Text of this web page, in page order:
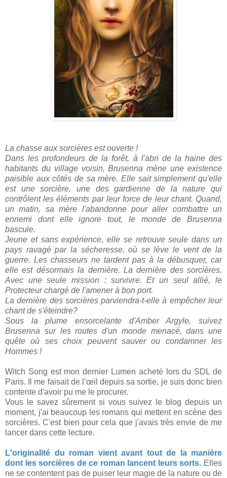
La chasse aux sorcières est ouverte !
Dans les profondeurs de la forêt, à l'abri de la haine des
habitants du village voisin, Brusenna mène une existence
paisible aux côtés de sa mère. Elle sait simplement qu'elle
est une sorcière, une des gardienne de la nature qui
contrôlent les éléments par leur force de leur chant. Quand,
un matin, sa mère l'abandonne pour aller combattre un
ennemi dont elle ignore tout, le monde de Brusenna
bascule.
Jeune et sans expérience, elle se retrouve seule dans un
pays ravagé par la sécheresse, où se lève le vent de la
guerre. Les chasseurs ne tardent pas à la débusquer, car
elle est désormais la dernière. La dernière des sorcières.
Avec une seule mission : survivre. Et un seul allié, le
Protecteur chargé de l'amener à bon port.
La dernière des sorcières parviendra-t-elle à empêcher leur
chant de s'éteindre?
Sous la plume ensorcelante d'Amber Argyle, suivez
Brusenna sur les routes d'un monde menacé, dans une
quête où ses choix peuvent sauver ou condamner les
Hommes !
Witch Song est mon dernier Lumen acheté lors du SDL de
Paris. Il me faisait de l’œil depuis sa sortie, je suis donc bien
contente d'avoir pu me le procurer.
Vous le savez sûrement si vous suivez le blog depuis un
moment, j'ai beaucoup les romans qui mettent en scène des
sorcières. C'est bien pour cela que j'avais très envie de me
lancer dans cette lecture.
L'originalité du roman vient avant tout de la manière
dont les sorcières de ce roman lancent leurs sorts. Elles
ne se contentent pas de puiser leur magie de la nature ou de